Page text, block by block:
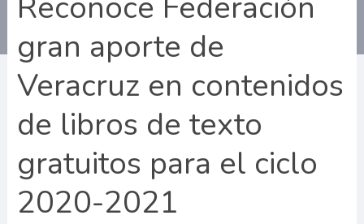
gran aporte de
Veracruz en contenidos
de libros de texto
gratuitos para el ciclo
2020-2021